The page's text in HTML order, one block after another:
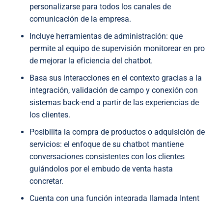
personalizarse para todos los canales de
comunicación de la empresa.
Incluye herramientas de administración: que
permite al equipo de supervisión monitorear en pro
de mejorar la eficiencia del chatbot.
Basa sus interacciones en el contexto gracias a la
integración, validación de campo y conexión con
sistemas back-end a partir de las experiencias de
los clientes.
Posibilita la compra de productos o adquisición de
servicios: el enfoque de su chatbot mantiene
conversaciones consistentes con los clientes
guiándolos por el embudo de venta hasta
concretar.
Cuenta con una función integrada llamada Intent